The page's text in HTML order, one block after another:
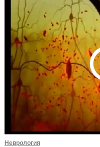
Неврология